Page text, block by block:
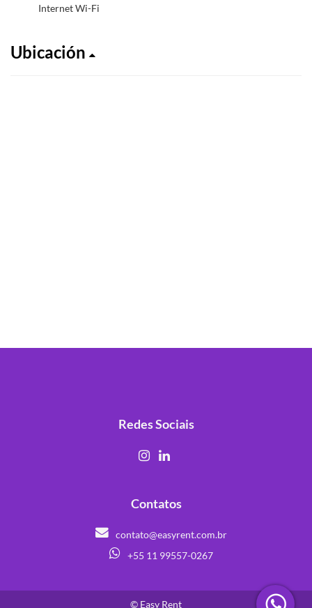
Internet Wi-Fi
Ubicación
Redes Sociais
Contatos
contato@easyrent.com.br
+55 11 99557-0267
© Easy Rent